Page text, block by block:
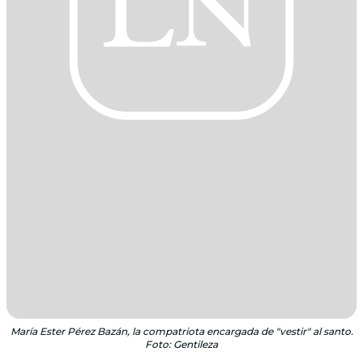
María Ester Pérez Bazán, la compatriota encargada de "vestir" al santo.
Foto: Gentileza